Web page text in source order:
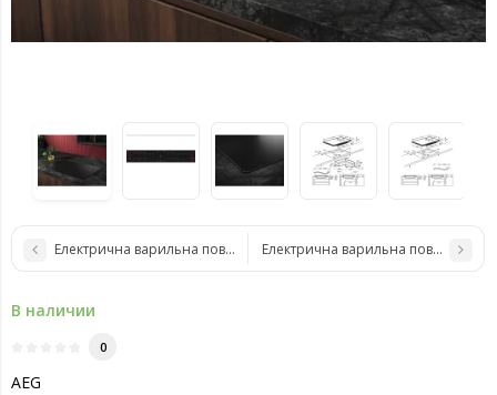
Електрична варильна поверхня AEG TH64IB30FB
Електрична варильна поверхня
В наличии
0
AEG